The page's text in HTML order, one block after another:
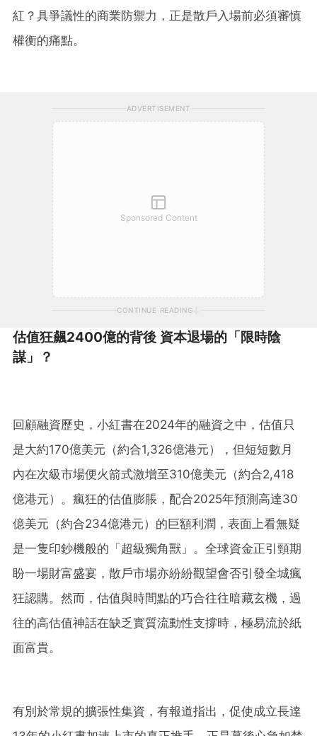
紅？具爭議性的商業防禦力，正是散戶入場前必須審慎
權衡的痛點。
ADVERTISEMENT
Sponsored Content
CONTINUE READING
估值狂飆2400億的背後 資本退場的「限時陰
謀」？
回顧融資歷史，小紅書在2024年的融資之中，估值只
是大約170億美元（約合1,326億港元），但短短數月
內在次級市場便火箭式激增至310億美元（約合2,418
億港元）。瘋狂的估值膨脹，配合2025年預測高達30
億美元（約合234億港元）的巨額利潤，表面上看無疑
是一隻印鈔機般的「超級獨角獸」。全球資金正引頸期
盼一場財富盛宴，散戶市場亦紛紛觀望會否引發全城瘋
狂認購。然而，估值與時間點的巧合往往暗藏玄機，過
往的高估值神話在缺乏實質流動性支撐時，極易流於紙
面富貴。
有別於常規的擴張性集資，有報道指出，促使成立長達